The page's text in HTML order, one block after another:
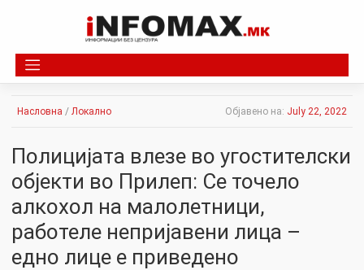
Насловна / Локално Објавено на: July 22, 2022
Полицијата влезе во угостителски
објекти во Прилеп: Се точело
алкохол на малолетници,
работеле непријавени лица –
едно лице е приведено